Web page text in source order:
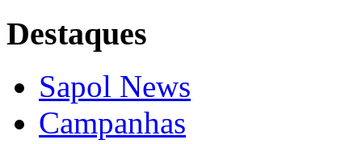
Destaques
Sapol News
Campanhas